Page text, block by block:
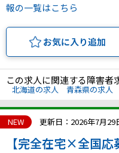
報の一覧はこちら
お気に入り追加
この求人に関連する障害者
北海道の求人 青森県の求人
NEW 更新日：2026年7月29
【完全在宅×全国